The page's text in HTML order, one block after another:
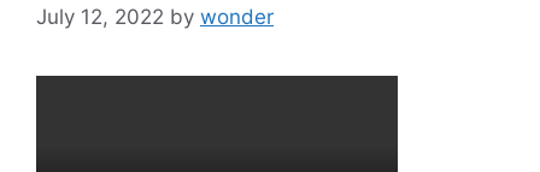
July 12, 2022 by wonder